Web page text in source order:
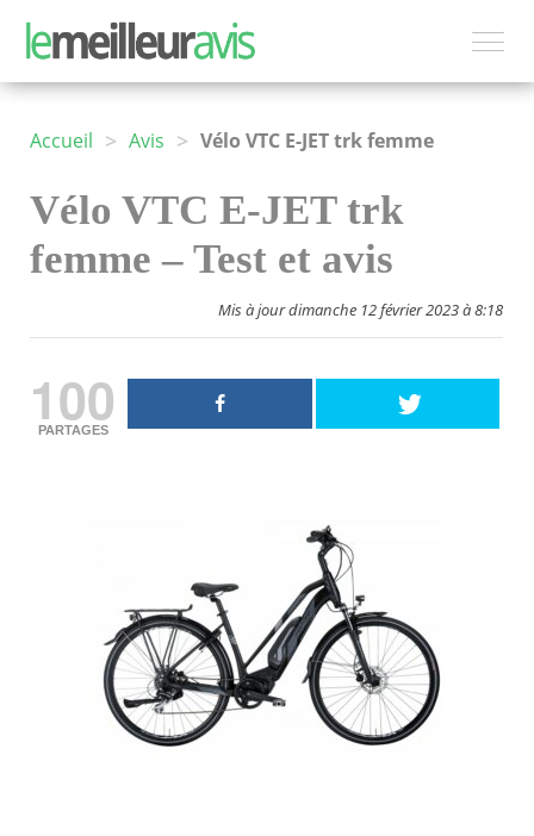
Accueil > Avis > Vélo VTC E-JET trk femme
Vélo VTC E-JET trk
femme – Test et avis
Mis à jour dimanche 12 février 2023 à 8:18
100
PARTAGES